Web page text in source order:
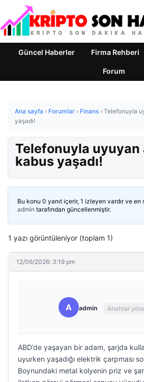
Güncel Haberler Firma Rehberi
Forum
Ana sayfa › Forumlar › Finans › Telefonuyla
yaşadı!
Telefonuyla uyuyan
kabus yaşadı!
Bu konu 0 yanıt içerir, 1 izleyen vardır ve en
admin tarafından güncellenmiştir.
1 yazı görüntüleniyor (toplam 1)
12/06/2026: 3:19 pm
A admin Anahtar
ABD’de yaşayan bir adam, şarjda
uyurken yaşadığı elektrik çarpması
Boynundaki metal kolyenin priz ve